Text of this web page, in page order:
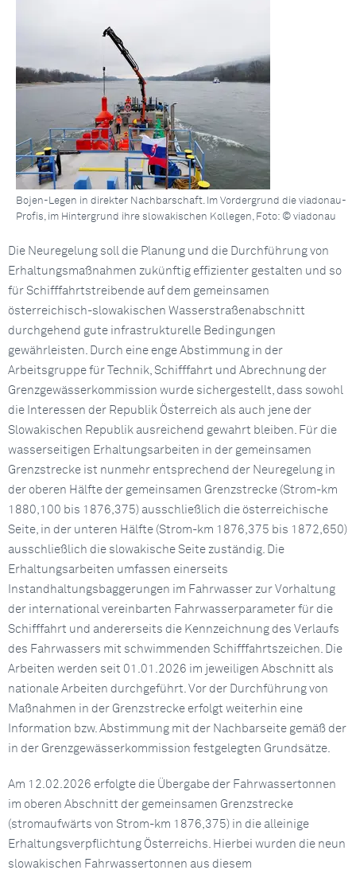
Bojen-Legen in direkter Nachbarschaft. Im Vordergrund die viadonau-
Profis, im Hintergrund ihre slowakischen Kollegen, Foto: © viadonau
Die Neuregelung soll die Planung und die Durchführung von
Erhaltungsmaßnahmen zukünftig effizienter gestalten und so
für Schifffahrtstreibende auf dem gemeinsamen
österreichisch-slowakischen Wasserstraßenabschnitt
durchgehend gute infrastrukturelle Bedingungen
gewährleisten. Durch eine enge Abstimmung in der
Arbeitsgruppe für Technik, Schifffahrt und Abrechnung der
Grenzgewässerkommission wurde sichergestellt, dass sowohl
die Interessen der Republik Österreich als auch jene der
Slowakischen Republik ausreichend gewahrt bleiben. Für die
wasserseitigen Erhaltungsarbeiten in der gemeinsamen
Grenzstrecke ist nunmehr entsprechend der Neuregelung in
der oberen Hälfte der gemeinsamen Grenzstrecke (Strom-km
1880,100 bis 1876,375) ausschließlich die österreichische
Seite, in der unteren Hälfte (Strom-km 1876,375 bis 1872,650)
ausschließlich die slowakische Seite zuständig. Die
Erhaltungsarbeiten umfassen einerseits
Instandhaltungsbaggerungen im Fahrwasser zur Vorhaltung
der international vereinbarten Fahrwasserparameter für die
Schifffahrt und andererseits die Kennzeichnung des Verlaufs
des Fahrwassers mit schwimmenden Schifffahrtszeichen. Die
Arbeiten werden seit 01.01.2026 im jeweiligen Abschnitt als
nationale Arbeiten durchgeführt. Vor der Durchführung von
Maßnahmen in der Grenzstrecke erfolgt weiterhin eine
Information bzw. Abstimmung mit der Nachbarseite gemäß der
in der Grenzgewässerkommission festgelegten Grundsätze.
Am 12.02.2026 erfolgte die Übergabe der Fahrwassertonnen
im oberen Abschnitt der gemeinsamen Grenzstrecke
(stromaufwärts von Strom-km 1876,375) in die alleinige
Erhaltungsverpflichtung Österreichs. Hierbei wurden die neun
slowakischen Fahrwassertonnen aus diesem